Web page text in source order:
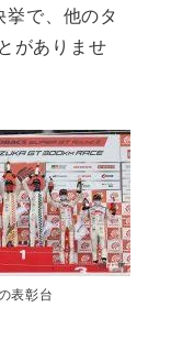
挙で、他のタ
がありませ
表彰台